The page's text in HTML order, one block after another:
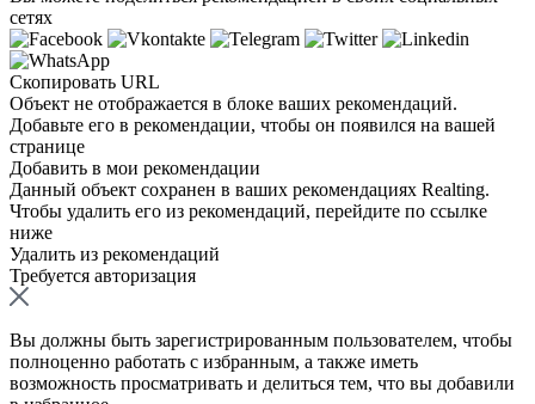
сетях
Скопировать URL
Объект не отображается в блоке ваших рекомендаций.
Добавьте его в рекомендации, чтобы он появился на вашей
странице
Добавить в мои рекомендации
Данный объект сохранен в ваших рекомендациях Realting.
Чтобы удалить его из рекомендаций, перейдите по ссылке
ниже
Удалить из рекомендаций
Требуется авторизация
Вы должны быть зарегистрированным пользователем, чтобы
полноценно работать с избранным, а также иметь
возможность просматривать и делиться тем, что вы добавили